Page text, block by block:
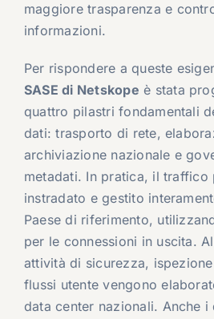
maggiore trasparenza e
informazioni.
Per rispondere a queste
SASE di Netskope è stata
quattro pilastri fondamentali
dati: trasporto di rete,
archiviazione nazionale e
metadati. In pratica, il traffico
instradato e gestito
Paese di riferimento,
per le connessioni in uscita.
attività di sicurezza,
flussi utente vengono
data center nazionali. Anche i